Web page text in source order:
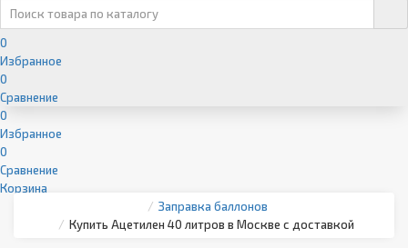
0
Избранное
0
Сравнение
0
Избранное
0
Сравнение
Корзина
Заправка баллонов
Купить Ацетилен 40 литров в Москве с доставкой